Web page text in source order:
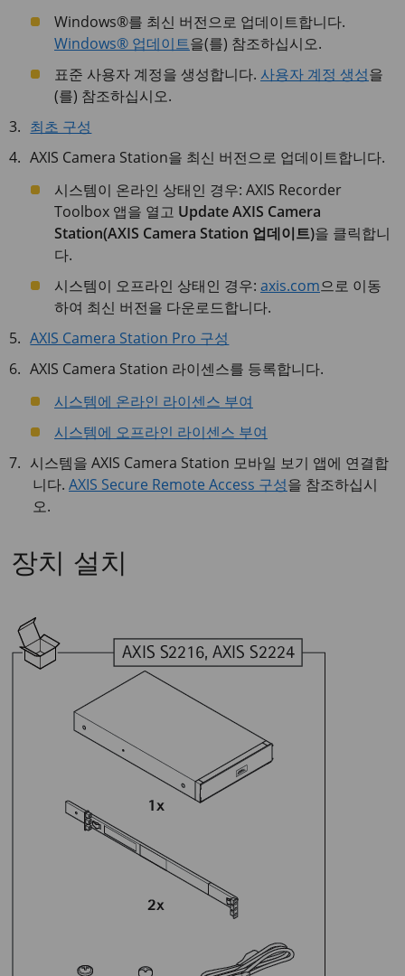
Windows®를 최신 버전으로 업데이트합니다.
Windows® 업데이트을(를) 참조하십시오.
표준 사용자 계정을 생성합니다. 사용자 계정 생성을
(를) 참조하십시오.
최초 구성
AXIS Camera Station을 최신 버전으로 업데이트합니다.
시스템이 온라인 상태인 경우: AXIS Recorder
Toolbox 앱을 열고 Update AXIS Camera
Station(AXIS Camera Station 업데이트)을 클릭합니
다.
시스템이 오프라인 상태인 경우: axis.com으로 이동
하여 최신 버전을 다운로드합니다.
AXIS Camera Station Pro 구성
AXIS Camera Station 라이센스를 등록합니다.
시스템에 온라인 라이센스 부여
시스템에 오프라인 라이센스 부여
시스템을 AXIS Camera Station 모바일 보기 앱에 연결합
니다. AXIS Secure Remote Access 구성을 참조하십시
오.
장치 설치